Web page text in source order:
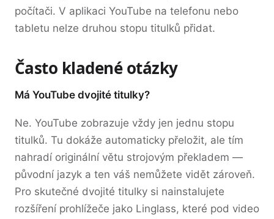
počítači. V aplikaci YouTube na telefonu nebo
tabletu nelze druhou stopu titulků přidat.
Často kladené otázky
Má YouTube dvojité titulky?
Ne. YouTube zobrazuje vždy jen jednu stopu
titulků. Tu dokáže automaticky přeložit, ale tím
nahradí originální větu strojovým překladem —
původní jazyk a ten váš nemůžete vidět zároveň.
Pro skutečné dvojité titulky si nainstalujete
rozšíření prohlížeče jako Linglass, které pod video